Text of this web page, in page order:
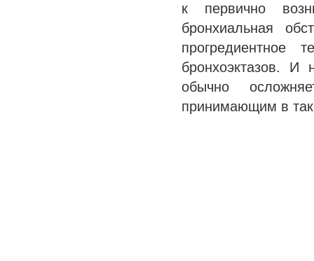
к первично
бронхиальная
прогредиентное
бронхоэктазов. И
обычно
принимающим в